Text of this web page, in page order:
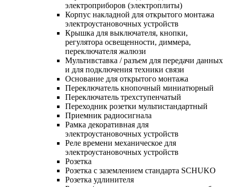
электроприборов (электроплиты)
Корпус накладной для открытого монтажа
электроустановочных устройств
Крышка для выключателя, кнопки,
регулятора освещенности, диммера,
переключателя жалюзи
Мультивставка / разъем для передачи данных
и для подключения техники связи
Основание для открытого монтажа
Переключатель кнопочный миниатюрный
Переключатель трехступенчатый
Переходник розетки мультистандартный
Приемник радиосигнала
Рамка декоративная для
электроустановочных устройств
Реле времени механическое для
электроустановочных устройств
Розетка
Розетка с заземлением стандарта SCHUKO
Розетка удлинителя